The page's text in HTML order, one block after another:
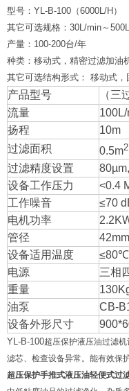
型号：YL-B-100（6000L/H）
其它可选规格：30L/min～
产量：100-200台/年
种类：移动式，精密过滤加油
其它可选结构形式： 移动式
产品型号
（三
流量
扬程
10m
过滤面积
0.5m2
过滤精度设置
设备工作压力
<0.4
工作噪音
≤70
电机功率
管径
42mm
设备适用温度
≤80℃
电源
三相
重量
油泵
CB-
设备外形尺寸
YL-B-100超压保护液压油过滤
滤芯、检查设备异常。能有效保
超压保护手推式液压油轻便式过